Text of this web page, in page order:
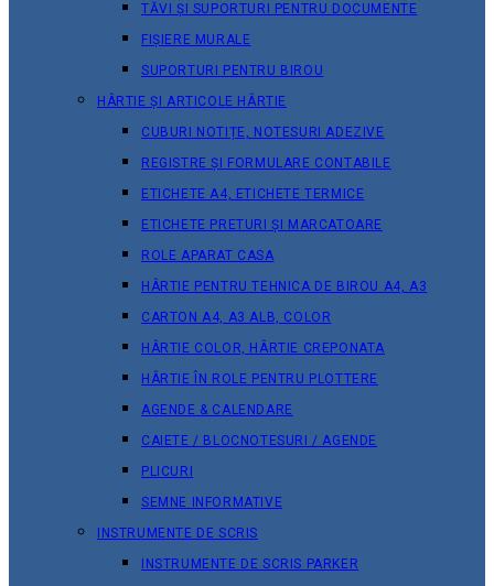
TĂVI ȘI SUPORTURI PENTRU DOCUMENTE
FIȘIERE MURALE
SUPORTURI PENTRU BIROU
HÂRTIE ȘI ARTICOLE HÂRTIE
CUBURI NOTIȚE, NOTESURI ADEZIVE
REGISTRE ȘI FORMULARE CONTABILE
ETICHETE A4, ETICHETE TERMICE
ETICHETE PRETURI ȘI MARCATOARE
ROLE APARAT CASA
HÂRTIE PENTRU TEHNICA DE BIROU A4, A3
CARTON A4, A3 ALB, COLOR
HÂRTIE COLOR, HÂRTIE CREPONATA
HÂRTIE ÎN ROLE PENTRU PLOTTERE
AGENDE & CALENDARE
CAIETE / BLOCNOTESURI / AGENDE
PLICURI
SEMNE INFORMATIVE
INSTRUMENTE DE SCRIS
INSTRUMENTE DE SCRIS PARKER